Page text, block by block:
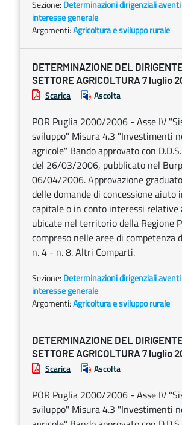
Sezione: Determinazioni dirigenziali
interesse generale
Argomenti:Agricoltura e sviluppo rurale
DETERMINAZIONE DEL
SETTORE AGRICOLTURA 7 luglio
Scarica Ascolta
POR Puglia 2000/2006 - Asse IV
sviluppo" Misura 4.3 "Investimenti
agricole" Bando approvato con
del 26/03/2006, pubblicato nel
06/04/2006. Approvazione
delle domande di concessione aiuto
capitale o in conto interessi relative
ubicate nel territorio della Regione
compreso nelle aree di competenza
n. 4 - n. 8. Altri Comparti.
Sezione: Determinazioni dirigenziali
interesse generale
Argomenti:Agricoltura e sviluppo rurale
DETERMINAZIONE DEL
SETTORE AGRICOLTURA 7 luglio
Scarica Ascolta
POR Puglia 2000/2006 - Asse IV
sviluppo" Misura 4.3 "Investimenti